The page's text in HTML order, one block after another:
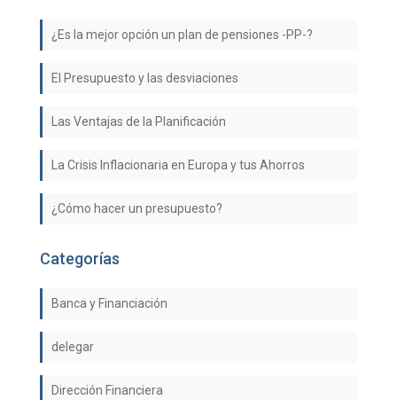
¿Es la mejor opción un plan de pensiones -PP-?
El Presupuesto y las desviaciones
Las Ventajas de la Planificación
La Crisis Inflacionaria en Europa y tus Ahorros
¿Cómo hacer un presupuesto?
Categorías
Banca y Financiación
delegar
Dirección Financiera